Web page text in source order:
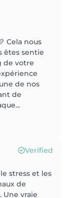
Cela nous
êtes sentie
de votre
de nos
de
Verified
stress et les
de
vraie